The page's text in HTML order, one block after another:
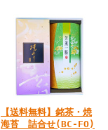
【送料無料】銘茶・焼
海苔 詰合せ(BC-FO)